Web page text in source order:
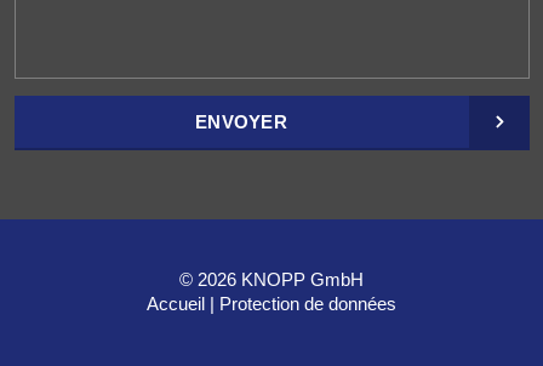
ENVOYER
© 2026 KNOPP GmbH
Accueil
Protection de données